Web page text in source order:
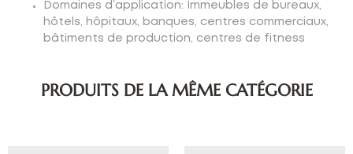
Domaines d’application: Immeubles de bureaux,
hôtels, hôpitaux, banques, centres commerciaux,
bâtiments de production, centres de fitness
PRODUITS DE LA MÊME CATÉGORIE